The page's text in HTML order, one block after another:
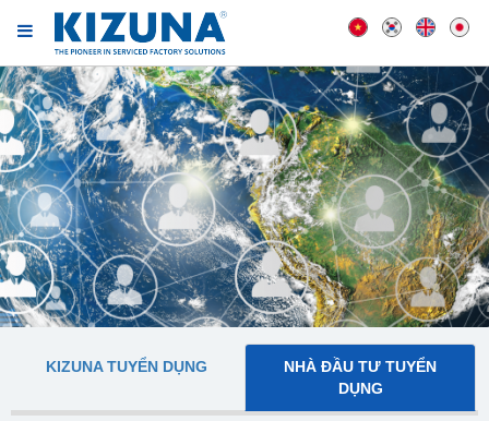
KIZUNA TUYỂN DỤNG
NHÀ ĐẦU TƯ TUYỂN
DỤNG